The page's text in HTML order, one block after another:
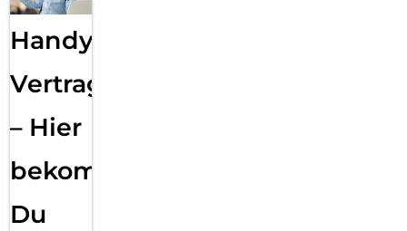
Handy
Vertragsabwicklung
– Hier
bekommst
Du